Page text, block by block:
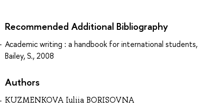
Recommended Additional Bibliography
Academic writing : a handbook for international students,
Bailey, S., 2008
Authors
KUZMENKOVA Iuliia BORISOVNA